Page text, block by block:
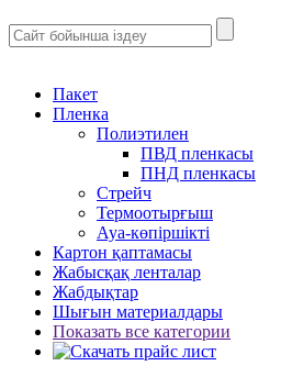
Пакет
Пленка
Полиэтилен
ПВД пленкасы
ПНД пленкасы
Стрейч
Термоотырғыш
Ауа-көпіршікті
Картон қаптамасы
Жабысқақ ленталар
Жабдықтар
Шығын материалдары
Показать все категории